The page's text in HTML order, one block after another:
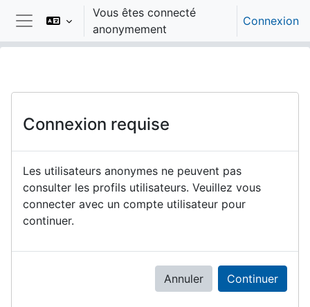
Passer au contenu principal
Panneau latéral
Vous êtes connecté
anonymement
Connexion
Connexion requise
Les utilisateurs anonymes ne peuvent pas
consulter les profils utilisateurs. Veuillez vous
connecter avec un compte utilisateur pour
continuer.
Annuler Continuer